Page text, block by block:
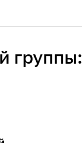
группы: